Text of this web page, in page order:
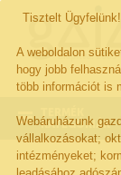
Tisztelt Ügyfelünk!
A weboldalon
hogy jobb
több információt is
Webáruházunk
vállalkozásokat;
intézményeket;
KATEGÓRIÁK